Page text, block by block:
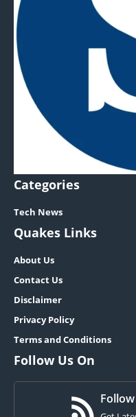
Categories
Tech News
Quakes Links
About Us
Contact Us
Disclaimer
Privacy Policy
Terms and Conditions
Follow Us On